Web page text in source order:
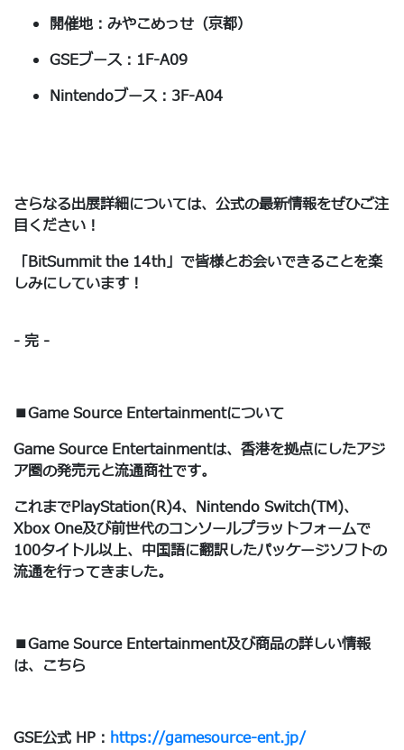
開催地：みやこめっせ（京都）
GSEブース：1F-A09
Nintendoブース：3F-A04
さらなる出展詳細については、公式の最新情報をぜひご注
目ください！
「BitSummit the 14th」で皆様とお会いできることを楽
しみにしています！
- 完 -
■Game Source Entertainmentについて
Game Source Entertainmentは、香港を拠点にしたアジ
ア圏の発売元と流通商社です。
これまでPlayStation(R)4、Nintendo Switch(TM)、
Xbox One及び前世代のコンソールプラットフォームで
100タイトル以上、中国語に翻訳したパッケージソフトの
流通を行ってきました。
■Game Source Entertainment及び商品の詳しい情報
は、こちら
GSE公式 HP： https://gamesource-ent.jp/